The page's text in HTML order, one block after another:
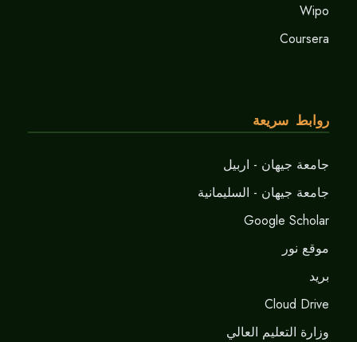
Wipo
Coursera
روابط سريعة
جامعة جيهان - اربيل
جامعة جيهان - السليمانية
Google Scholar
موقع نور
برید
Cloud Drive
وزارة التعليم العالي